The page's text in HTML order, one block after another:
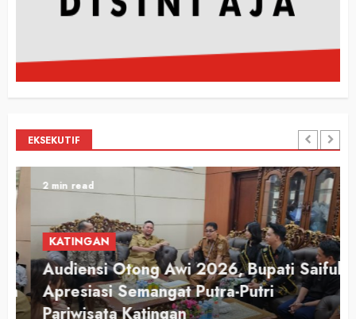
EKSEKUTIF
2 min read
KATINGAN
Audiensi Otong Awi 2026, Bupati Saiful
Apresiasi Semangat Putra-Putri
Pariwisata Katingan